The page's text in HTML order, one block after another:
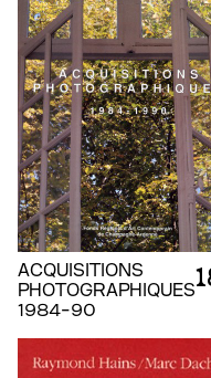
ACQUISITIONS
PHOTOGRAPHIQUES
1984-90